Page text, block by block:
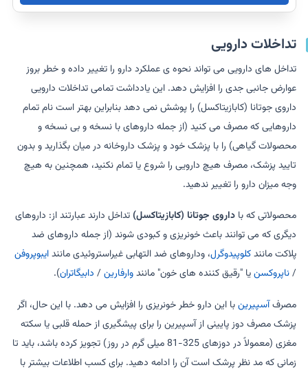
تداخلات دارویی
تداخل های دارویی می تواند نحوه ی عملکرد دارو را تغییر داده و خطر بروز
عوارض جانبی جدی را افزایش دهد. این یادداشت تمامی تداخلات دارویی
داروی جوتانا (کابازیتاکسل) را پوشش نمی دهد بنابراین بهتر است نام تمام
داروهایی که مصرف می کنید (از جمله داروهای با نسخه و بی نسخه و
محصولات گیاهی) را با پزشک خود و پزشک داروخانه در میان بگذارید و بدون
تایید پزشک، مصرف هیچ دارویی را شروع یا تمام نکنید، همچنین به هیچ
وجه میزان دارو را تغییر ندهید.
محصولاتی که باداروی جوتانا (کابازیتاکسل) تداخل دارند عبارتند از: داروهای
دیگری که می توانند باعث خونریزی و کبودی شوند (از جمله داروهای ضد
پلاکت مانندکلوپیدوگرل، وداروهای ضد التهابی غیراستروئیدی مانندایبوپروفن
/ناپروکسنیا "رقیق کننده های خون" مانندوارفارین/ دابیگاتران).
مصرفآسپیرینبا این دارو خطر خونریزی را افزایش می دهد. با این حال، اگر
پزشک مصرف دوز پایینی از آسپیرین را برای پیشگیری از حمله قلبی یا سکته
مغزی (معمولاً در دوزهای 325-81 میلی گرم در روز) تجویز کرده باشد، باید تا
زمانی که مد نظر پرشک است آن را ادامه دهید. برای کسب اطلاعات بیشتر با